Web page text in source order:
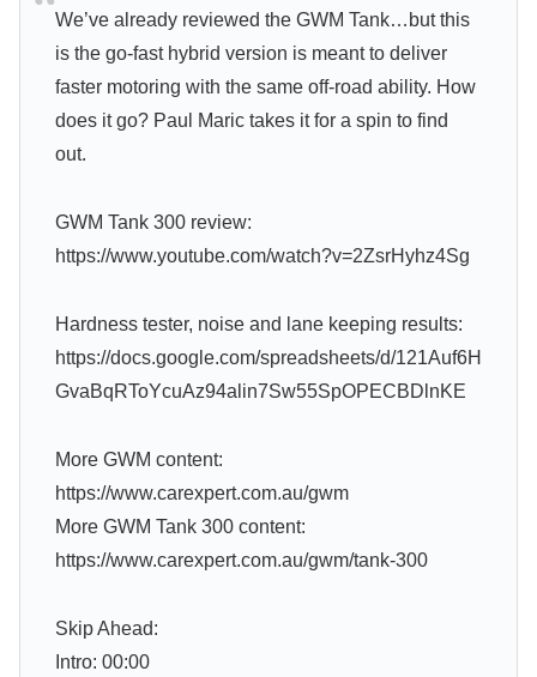
We’ve already reviewed the GWM Tank…but this
is the go-fast hybrid version is meant to deliver
faster motoring with the same off-road ability. How
does it go? Paul Maric takes it for a spin to find
out.
GWM Tank 300 review:
https://www.youtube.com/watch?v=2ZsrHyhz4Sg
Hardness tester, noise and lane keeping results:
https://docs.google.com/spreadsheets/d/121Auf6H
GvaBqRToYcuAz94alin7Sw55SpOPECBDlnKE
More GWM content:
https://www.carexpert.com.au/gwm
More GWM Tank 300 content:
https://www.carexpert.com.au/gwm/tank-300
Skip Ahead:
Intro: 00:00